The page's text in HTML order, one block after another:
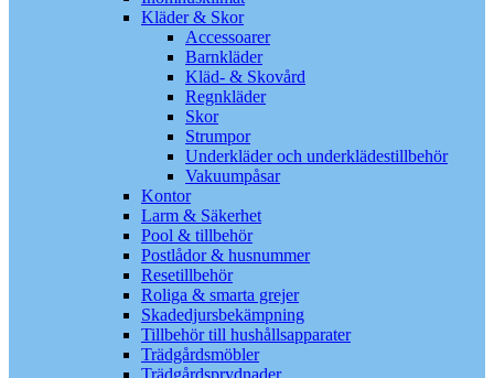
Kläder & Skor
Accessoarer
Barnkläder
Kläd- & Skovård
Regnkläder
Skor
Strumpor
Underkläder och underklädestillbehör
Vakuumpåsar
Kontor
Larm & Säkerhet
Pool & tillbehör
Postlådor & husnummer
Resetillbehör
Roliga & smarta grejer
Skadedjursbekämpning
Tillbehör till hushållsapparater
Trädgårdsmöbler
Trädgårdsprydnader